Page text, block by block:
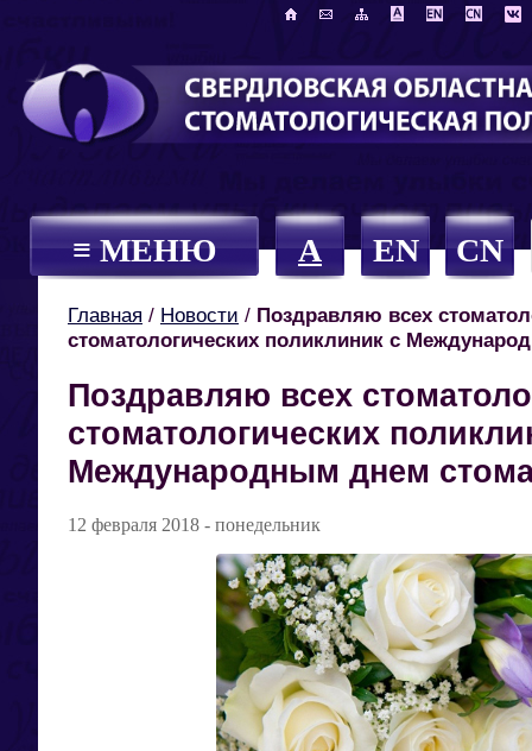
≡ МЕНЮ A EN CN
Главная / Новости / Поздравляю всех
стоматологических поликлиник с
Поздравляю всех
стоматологических
Международным днем
12 февраля 2018 - понедельник